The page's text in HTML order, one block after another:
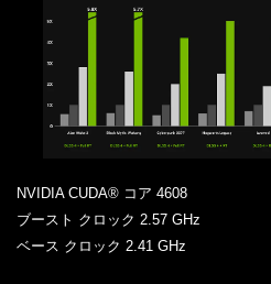
NVIDIA CUDA® コア 4608
ブースト クロック 2.57 GHz
ベース クロック 2.41 GHz